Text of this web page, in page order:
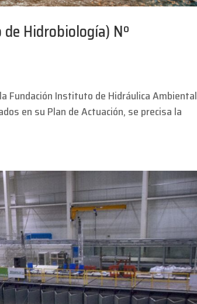
de Hidrobiología) Nº
Fundación Instituto de Hidráulica Ambiental
en su Plan de Actuación, se precisa la